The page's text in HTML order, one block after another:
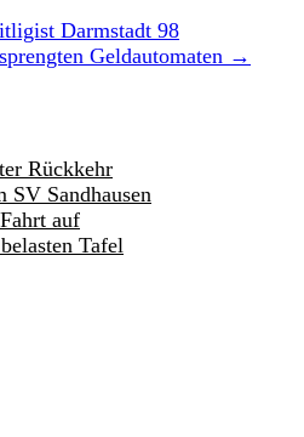
Darmstadt 98
Geldautomaten →
Rückkehr
SV Sandhausen
auf
Tafel